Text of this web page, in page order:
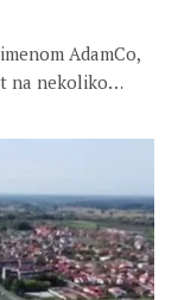
AdamCo,
na nekoliko…